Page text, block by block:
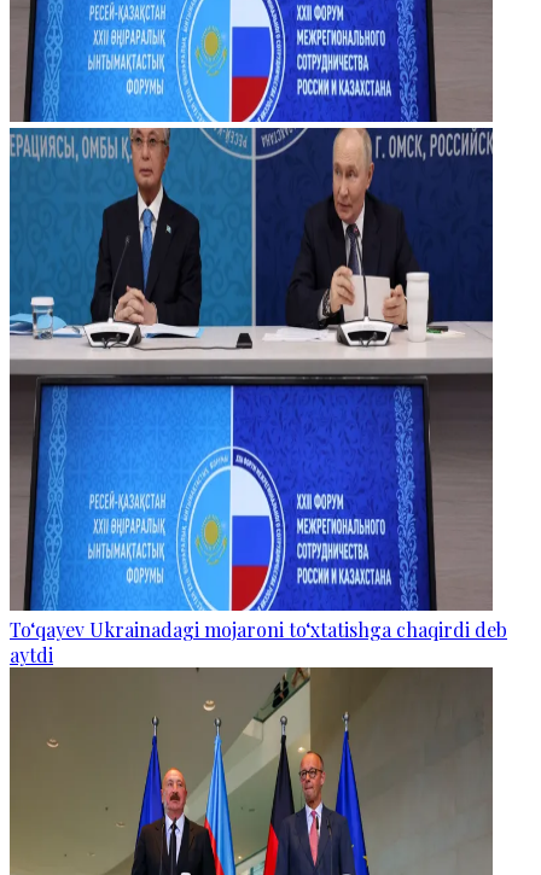
To‘qayev Ukrainadagi mojaroni to‘xtatishga chaqirdi deb
aytdi